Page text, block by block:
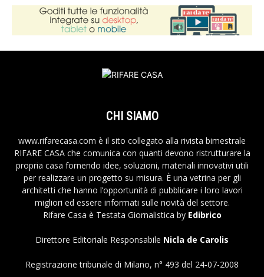
CHI SIAMO
www.rifarecasa.com è il sito collegato alla rivista bimestrale
RIFARE CASA che comunica con quanti devono ristrutturare la
propria casa fornendo idee, soluzioni, materiali innovativi utili
per realizzare un progetto su misura. È una vetrina per gli
architetti che hanno l’opportunità di pubblicare i loro lavori
migliori ed essere informati sulle novità del settore.
Rifare Casa è Testata Giornalistica by Edibrico
Direttore Editoriale Responsabile Nicla de Carolis
Registrazione tribunale di Milano, n° 493 del 24-07-2008